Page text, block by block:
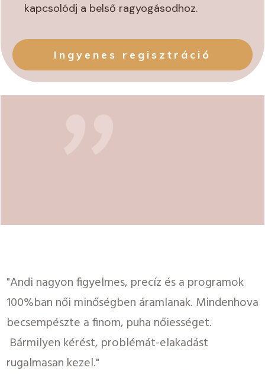
kapcsolódj a belső ragyogásodhoz.
Ingyenes regisztráció
"
"Andi nagyon figyelmes, precíz és a programok
100%ban női minőségben áramlanak. Mindenhova
becsempészte a finom, puha nőiességet.
Bármilyen kérést, problémát-elakadást
rugalmasan kezel."